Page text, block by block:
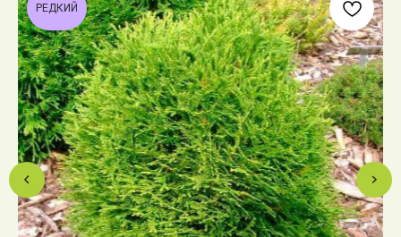
РЕДКИЙ